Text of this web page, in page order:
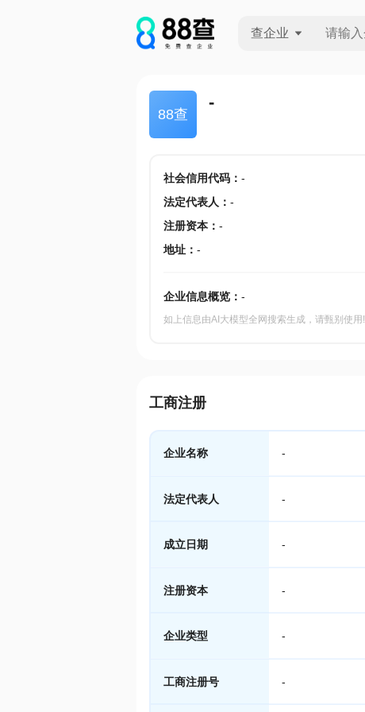
查企业
88查
-
社会信用代码： -
法定代表人 ： -
注册资本： -
地址： -
企业信息概览： -
如上信息由AI大模型全网搜索生成，请甄别使用!
工商注册
企业名称 -
法定代表人 -
成立日期 -
注册资本 -
企业类型 -
工商注册号 -